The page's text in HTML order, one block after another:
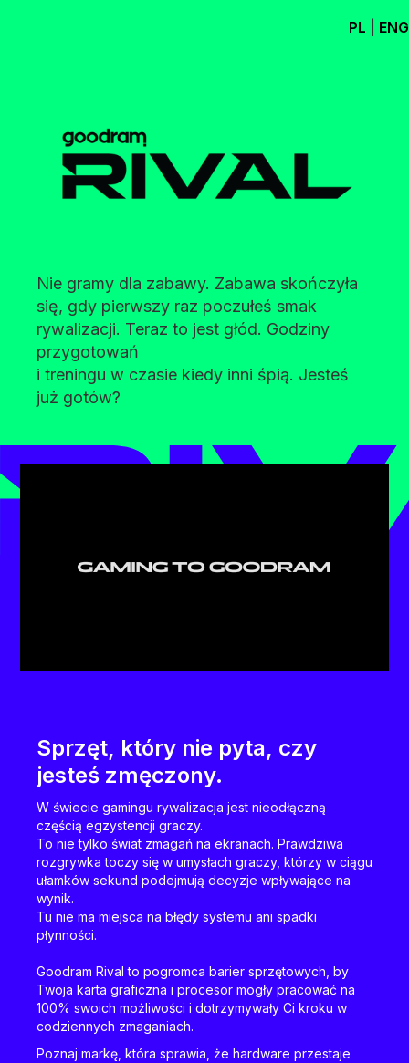
PL ENG
Nie gramy dla zabawy. Zabawa skończyła
się, gdy pierwszy raz poczułeś smak
rywalizacji. Teraz to jest głód. Godziny
przygotowań
i treningu w czasie kiedy inni śpią. Jesteś
już gotów?
Sprzęt, który nie pyta, czy
jesteś zmęczony.
W świecie gamingu rywalizacja jest nieodłączną
częścią egzystencji graczy.
To nie tylko świat zmagań na ekranach. Prawdziwa
rozgrywka toczy się w umysłach graczy, którzy w ciągu
ułamków sekund podejmują decyzje wpływające na
wynik.
Tu nie ma miejsca na błędy systemu ani spadki
płynności.
Goodram Rival to pogromca barier sprzętowych, by
Twoja karta graficzna i procesor mogły pracować na
100% swoich możliwości i dotrzymywały Ci kroku w
codziennych zmaganiach.
Poznaj markę, która sprawia, że hardware przestaje